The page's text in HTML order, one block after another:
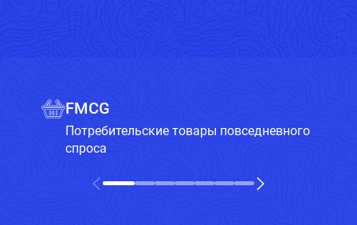
FMCG
Потребительские товары повседневного
спроса